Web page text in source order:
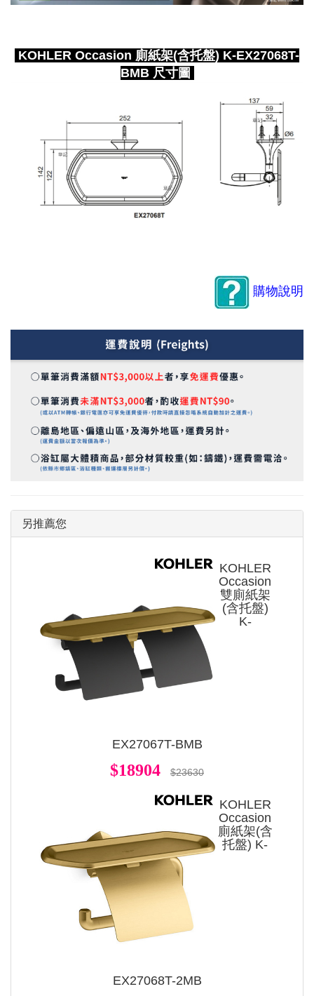
KOHLER Occasion 廁紙架(含托盤) K-EX27068T-
BMB 尺寸圖
購物說明
另推薦您
KOHLER
Occasion
雙廁紙架
(含托盤)
K-
EX27067T-BMB
$18904 $23630
KOHLER
Occasion
廁紙架(含
托盤) K-
EX27068T-2MB